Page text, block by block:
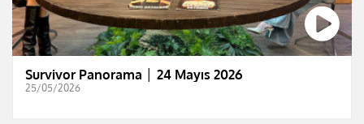
Survivor Panorama │ 24 Mayıs 2026
25/05/2026